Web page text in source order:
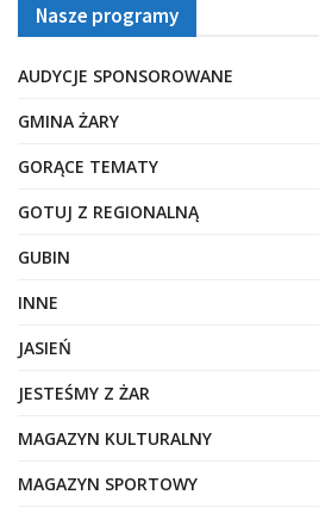
Nasze programy
AUDYCJE SPONSOROWANE
GMINA ŻARY
GORĄCE TEMATY
GOTUJ Z REGIONALNĄ
GUBIN
INNE
JASIEŃ
JESTEŚMY Z ŻAR
MAGAZYN KULTURALNY
MAGAZYN SPORTOWY